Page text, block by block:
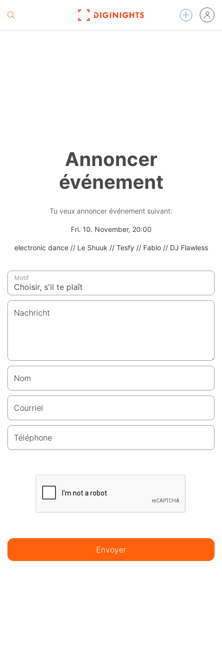
Annoncer
événement
Tu veux annoncer événement suivant:
Fri. 10. November, 20:00
electronic dance // Le Shuuk // Tesfy // Fablo // DJ Flawless
Motif
Nachricht
Nom
Courriel
Téléphone
Envoyer